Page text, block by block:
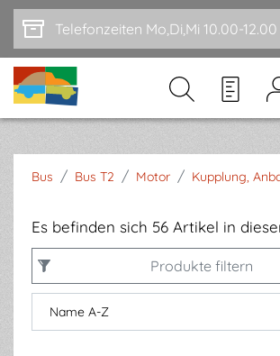
Zum Hauptinhalt springen
Bus / Bus T2 / Motor / Kupplung,
Es befinden sich 56 Artikel in
Produkte filtern